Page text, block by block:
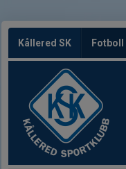
Kållered SK Fotboll